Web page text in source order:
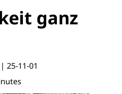
ganz
25-11-01